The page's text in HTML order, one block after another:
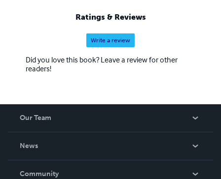
Ratings & Reviews
Write a review
Did you love this book? Leave a review for other
readers!
Our Team
News
In The News
Community